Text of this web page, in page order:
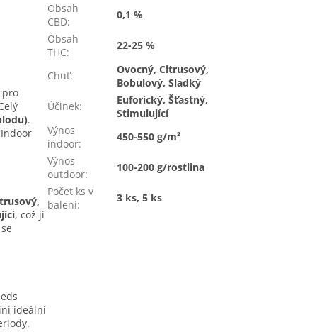
pro
.
, což ji
ideální
Obsah
CBD:
0,1 %
Obsah
THC:
22-25 %
Chuť:
Ovocný, Citrusový,
Bobulový, Sladký
Účinek:
Euforický, Šťastný,
Stimulující
Výnos
indoor:
450-550 g/m²
Výnos
outdoor:
100-200 g/rostlina
Počet ks v
balení:
3 ks, 5 ks